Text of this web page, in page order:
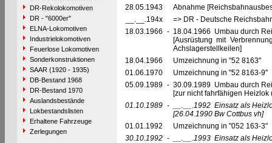
DR-Rekolokomotiven
DR - "6000er"
ELNA-Lokomotiven
Industrielokomotiven
Feuerlose Lokomotiven
Sonderkonstruktionen
SAAR (1920 - 1935)
DB-Bestand 1968
DR-Bestand 1970
Auslandsbestände
Lokbestandslisten
Erhaltene Fahrzeuge
Zerlegungen
28.05.1943
Abnahme
__.__.194x
=> DR - Deutsche
18.03.1966 - 18.04.1966 Umbau durch
[Ausrüstung mit
Achslagerstellkeilen]
18.04.1966
Umzeichnung in "52 8163"
01.06.1970
Umzeichnung in "52 8163-9"
05.09.1989 - 30.09.1989 Umbau durch
[zur nicht fahrfähigen
01.10.1989 - __.__.1992 Einsatz als
[26.04.1990 Bw Cottbus vh]
01.01.1992
Umzeichnung in "052 163-3"
30.10.1992 - __.__.1993 Einsatz als